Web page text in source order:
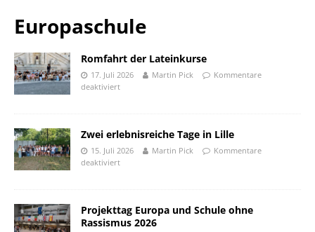
Europaschule
Romfahrt der Lateinkurse
17. Juli 2026 Martin Pick
Kommentare
deaktiviert
Zwei erlebnisreiche Tage in Lille
15. Juli 2026 Martin Pick
Kommentare
deaktiviert
Projekttag Europa und Schule ohne
Rassismus 2026